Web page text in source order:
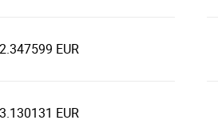
2.347599 EUR
3.130131 EUR